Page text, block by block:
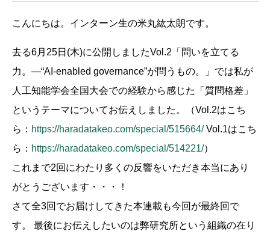
こんにちは。インターン生の米丸紘太朗です。
去る6月25日(木)に公開しましたVol.2「問いを立てる
力。―“AI-enabled governance”が問うもの。」では私が
人工知能学会全国大会での経験から感じた「質問格差」
というテーマについてお伝えしました。（Vol.2はこち
ら： https://haradatakeo.com/special/515664/Vol.1はこち
ら： https://haradatakeo.com/special/514221/）
これまで2回にわたり多くの反響をいただき本当にあり
がとうございます・・・！
さて全3回でお届けしてきた本連載も今回が最終回で
す。 最後にお伝えしたいのは弊研究所という組織の在り